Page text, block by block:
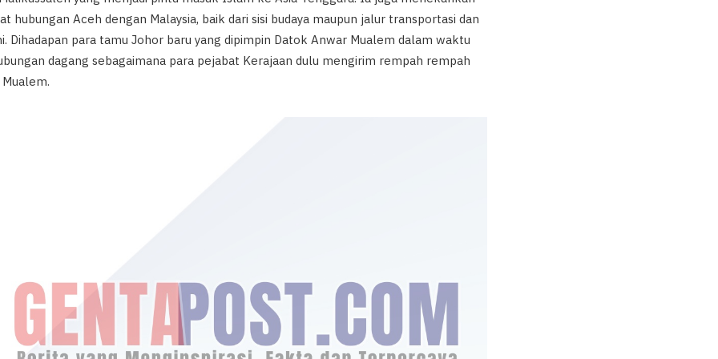
hubungan Aceh dengan Malaysia, baik dari sisi budaya maupun jalur transportasi dan
Dihadapan para tamu Johor baru yang dipimpin Datok Anwar Mualem dalam waktu
dagang sebagaimana para pejabat Kerajaan dulu mengirim rempah rempah